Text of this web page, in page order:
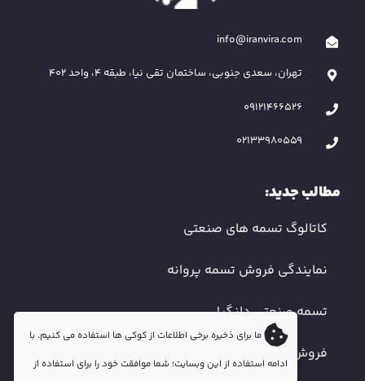
info@iranvira.com
تهران، سعدی جنوبی، ساختمان تقی نیا، طبقه 4، واحد 402
09121466526
02133980559
مطالب جدید:
کاتالوگ تسمه های صنعتی
نمایندگی فروش تسمه پروانه
تسمه صنعتی دانگیل
فروش تسمه دندانه دار
ما برای ذخیره برخی اطلاعات از کوکی ها استفاده می کنیم. با
ادامه استفاده از این وبسایت؛ شما موافقت خود را برای استفاده از